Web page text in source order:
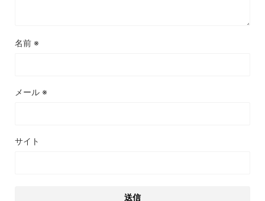
名前 ※
メール ※
サイト